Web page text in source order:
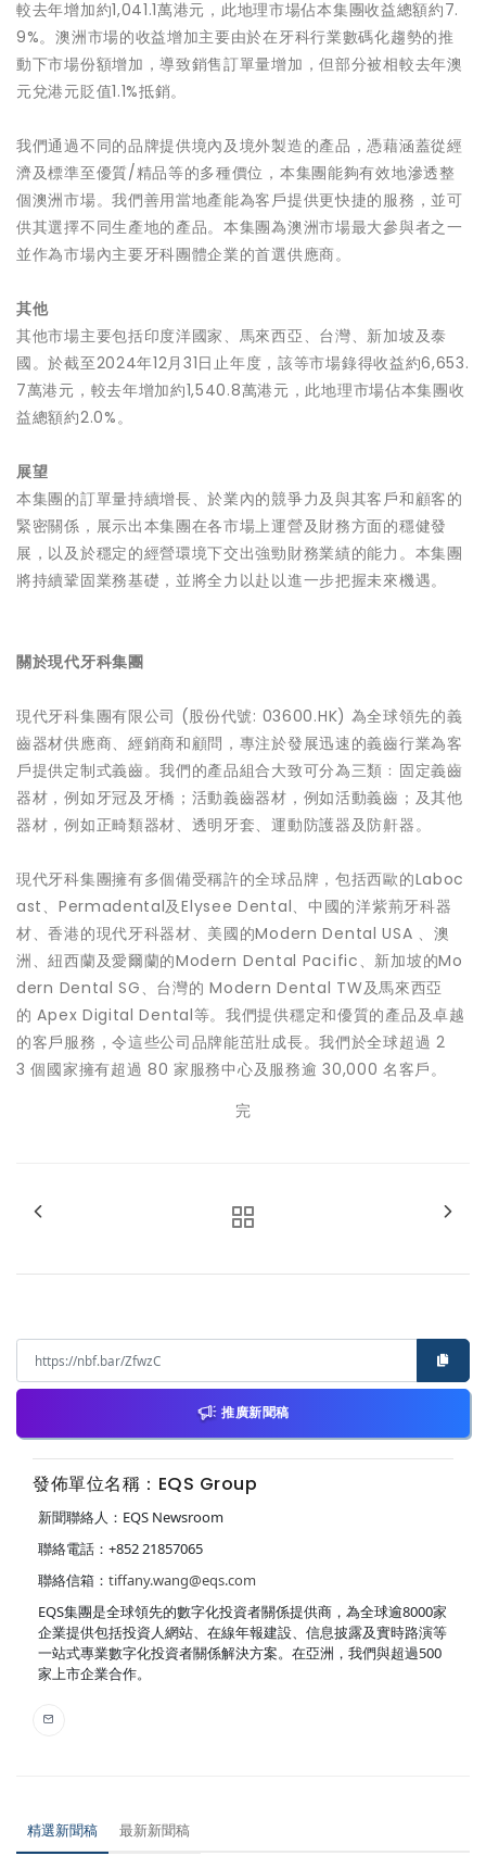
較去年增加約1,041.1萬港元，此地理市場佔本集團收益總額約7.
9%。澳洲市場的收益增加主要由於在牙科行業數碼化趨勢的推
動下市場份額增加，導致銷售訂單量增加，但部分被相較去年澳
元兌港元貶值1.1%抵銷。
我們通過不同的品牌提供境內及境外製造的產品，憑藉涵蓋從經
濟及標準至優質/精品等的多種價位，本集團能夠有效地滲透整
個澳洲市場。我們善用當地產能為客戶提供更快捷的服務，並可
供其選擇不同生產地的產品。本集團為澳洲市場最大參與者之一
並作為市場內主要牙科團體企業的首選供應商。
其他
其他市場主要包括印度洋國家、馬來西亞、台灣、新加坡及泰
國。於截至2024年12月31日止年度，該等市場錄得收益約6,653.
7萬港元，較去年增加約1,540.8萬港元，此地理市場佔本集團收
益總額約2.0%。
展望
本集團的訂單量持續增長、於業內的競爭力及與其客戶和顧客的
緊密關係，展示出本集團在各市場上運營及財務方面的穩健發
展，以及於穩定的經營環境下交出強勁財務業績的能力。本集團
將持續鞏固業務基礎，並將全力以赴以進一步把握未來機遇。
關於現代牙科集團
現代牙科集團有限公司 (股份代號: 03600.HK) 為全球領先的義
齒器材供應商、經銷商和顧問，專注於發展迅速的義齒行業為客
戶提供定制式義齒。我們的產品組合大致可分為三類﹕固定義齒
器材，例如牙冠及牙橋；活動義齒器材，例如活動義齒；及其他
器材，例如正畸類器材、透明牙套、運動防護器及防鼾器。
現代牙科集團擁有多個備受稱許的全球品牌，包括西歐的Laboc
ast、Permadental及Elysee Dental、中國的洋紫荊牙科器
材、香港的現代牙科器材、美國的Modern Dental USA 、澳
洲、紐西蘭及愛爾蘭的Modern Dental Pacific、新加坡的Mo
dern Dental SG、台灣的 Modern Dental TW及馬來西亞
的 Apex Digital Dental等。我們提供穩定和優質的產品及卓越
的客戶服務，令這些公司品牌能茁壯成長。我們於全球超過 2
3 個國家擁有超過 80 家服務中心及服務逾 30,000 名客戶。
完
推廣新聞稿
發佈單位名稱：EQS Group
新聞聯絡人：EQS Newsroom
聯絡電話：+852 21857065
聯絡信箱： tiffany.wang@eqs.com
EQS集團是全球領先的數字化投資者關係提供商，為全球逾8000家
企業提供包括投資人網站、在線年報建設、信息披露及實時路演等
一站式專業數字化投資者關係解決方案。在亞洲，我們與超過500
家上市企業合作。
精選新聞稿 最新新聞稿